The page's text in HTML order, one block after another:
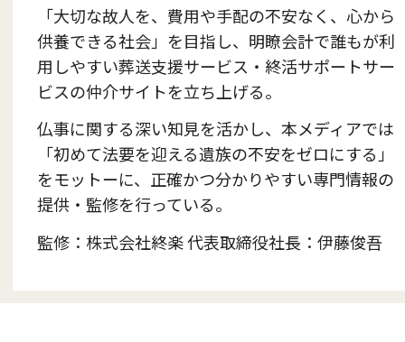
「大切な故人を、費用や手配の不安なく、心から
供養できる社会」を目指し、明瞭会計で誰もが利
用しやすい葬送支援サービス・終活サポートサー
ビスの仲介サイトを立ち上げる。
仏事に関する深い知見を活かし、本メディアでは
「初めて法要を迎える遺族の不安をゼロにする」
をモットーに、正確かつ分かりやすい専門情報の
提供・監修を行っている。
監修： 株式会社終楽 代表取締役社長：伊藤俊吾